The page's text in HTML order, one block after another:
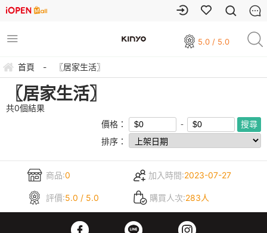
5.0 / 5.0
首頁 - 〖居家生活〗
〖居家生活〗
共0個結果
價格：
排序：
商品:0 加入時間:2023-07-27
評價:5.0 / 5.0 購買人次:283人